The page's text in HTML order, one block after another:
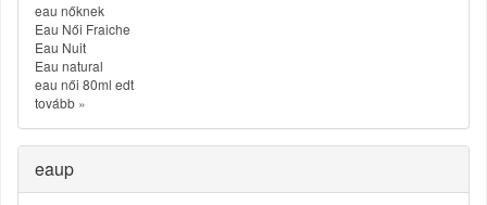
eau nőknek
Eau Női Fraiche
Eau Nuit
Eau natural
eau női 80ml edt
tovább »
eaup